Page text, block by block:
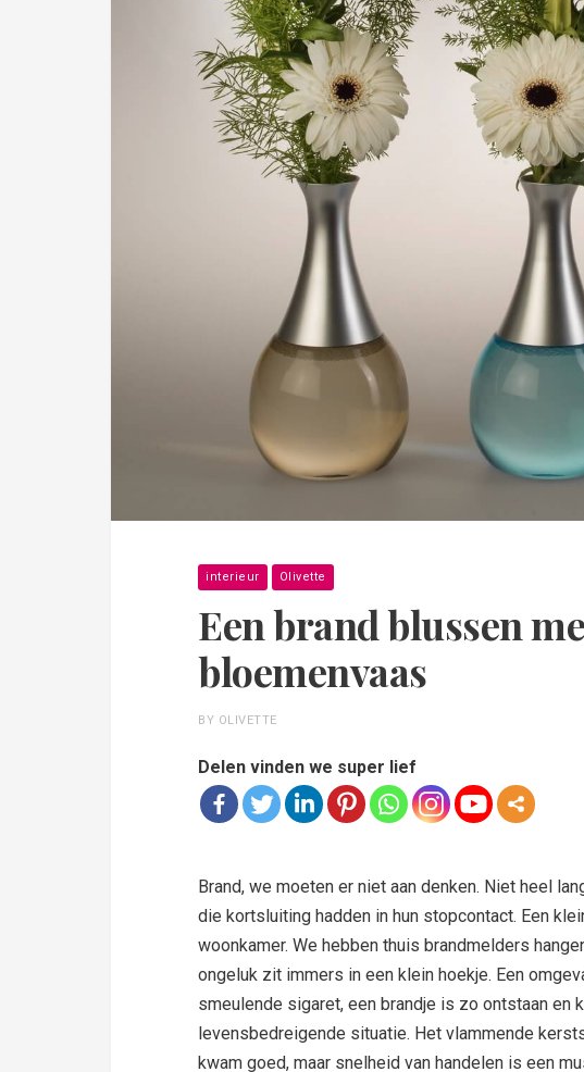
interieur Olivette
Een brand blussen
bloemenvaas
BY OLIVETTE
Delen vinden we super lief
Brand, we moeten er niet aan denken. Niet heel
die kortsluiting hadden in hun stopcontact. Een
woonkamer. We hebben thuis brandmelders
ongeluk zit immers in een klein hoekje. Een
smeulende sigaret, een brandje is zo ontstaan en
levensbedreigende situatie. Het vlammende
kwam goed, maar snelheid van handelen is een